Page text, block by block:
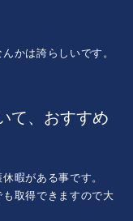
かは誇らしいです。
て、おすすめ
暇がある事です。
取得できますので大